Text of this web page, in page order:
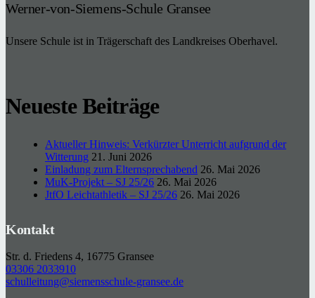
Werner-von-Siemens-Schule Gransee
Unsere Schule ist in Trägerschaft des Landkreises Oberhavel.
Neueste Beiträge
Aktueller Hinweis: Verkürzter Unterricht aufgrund der
Witterung 21. Juni 2026
Einladung zum Elternsprechabend 26. Mai 2026
MuK-Projekt – SJ 25/26 26. Mai 2026
JtfO Leichtathletik – SJ 25/26 26. Mai 2026
Kontakt
Str. d. Friedens 4, 16775 Gransee
03306 2033910
schulleitung@siemensschule-gransee.de